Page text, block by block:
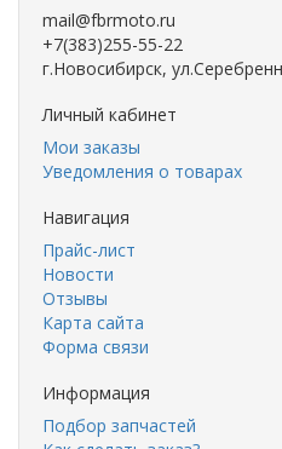
mail@fbrmoto.ru
+7(383)255-55-22
г.Новосибирск,
Личный кабинет
Мои заказы
Уведомления о товарах
Навигация
Прайс-лист
Новости
Отзывы
Карта сайта
Форма связи
Информация
Подбор запчастей